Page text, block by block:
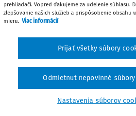
začiatok...
predplatiteľom
a získajte prístup na 10
prehliadači. Vopred ďakujeme za udelenie súhlasu.
zlepšovanie našich služieb a prispôsobenie obsahu
mieru. Viac informácií
Nastavenia súborov
Odmietnut nepovinné
Prijať všetky súbory